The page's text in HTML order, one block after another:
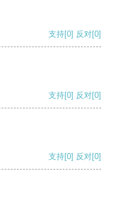
支持[0] 反对[0]
支持[0] 反对[0]
支持[0] 反对[0]